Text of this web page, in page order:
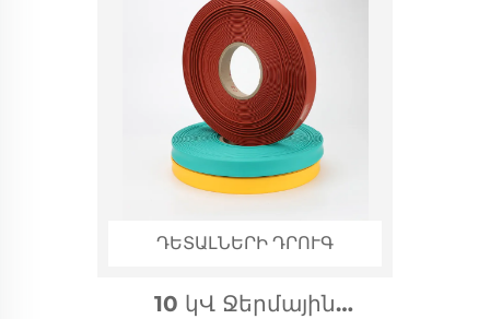
ԴԵՏԱԼՆԵՐԻ ԴՐՈՒԳ
1կվ ջերմային սեղմման